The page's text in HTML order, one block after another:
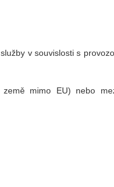
v souvislosti s
mimo EU) nebo